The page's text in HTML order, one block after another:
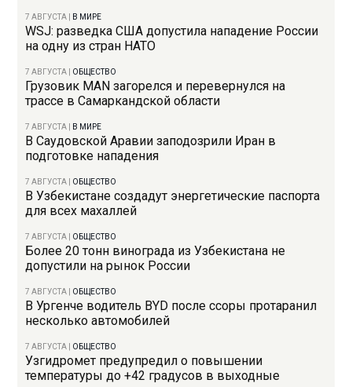
7 АВГУСТА В МИРЕ
WSJ: разведка США допустила нападение России
на одну из стран НАТО
7 АВГУСТА ОБЩЕСТВО
Грузовик MAN загорелся и перевернулся на
трассе в Самаркандской области
7 АВГУСТА В МИРЕ
В Саудовской Аравии заподозрили Иран в
подготовке нападения
7 АВГУСТА ОБЩЕСТВО
В Узбекистане создадут энергетические паспорта
для всех махаллей
7 АВГУСТА ОБЩЕСТВО
Более 20 тонн винограда из Узбекистана не
допустили на рынок России
7 АВГУСТА ОБЩЕСТВО
В Ургенче водитель BYD после ссоры протаранил
несколько автомобилей
7 АВГУСТА ОБЩЕСТВО
Узгидромет предупредил о повышении
температуры до +42 градусов в выходные